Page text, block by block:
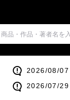
2026/08/07
2026/07/29